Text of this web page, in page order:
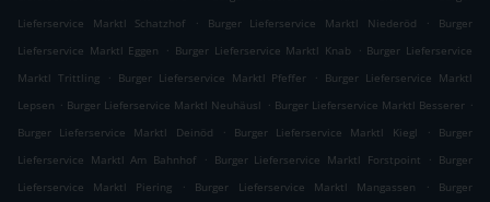
Lieferservice Marktl Schatzhof
. Burger Lieferservice Marktl Niederöd .
Burger
Lieferservice Marktl Eggen
. Burger Lieferservice Marktl Knab . Burger Lieferservice
Marktl Trittling
. Burger Lieferservice Marktl Pfeffer . Burger Lieferservice Marktl
Lepsen . Burger Lieferservice Marktl Neuhäusl . Burger Lieferservice Marktl Besserer .
Burger Lieferservice Marktl Deinöd
. Burger Lieferservice Marktl Kiegl .
Burger
Lieferservice Marktl Am Bahnhof
. Burger Lieferservice Marktl Forstpoint . Burger
Lieferservice Marktl Piering
. Burger Lieferservice Marktl Mangassen .
Burger